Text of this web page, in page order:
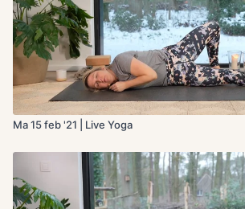
Ma 15 feb '21 | Live Yoga